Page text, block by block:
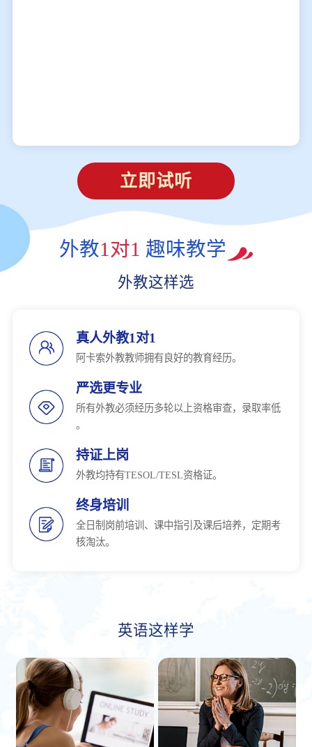
立即试听
外教1对1 趣味教学
外教这样选
真人外教1对1
阿卡索外教教师拥有良好的教育经历。
严选更专业
所有外教必须经历多轮以上资格审查，录取率低
。
持证上岗
外教均持有TESOL/TESL资格证。
终身培训
全日制岗前培训、课中指引及课后培养，定期考
核淘汰。
英语这样学